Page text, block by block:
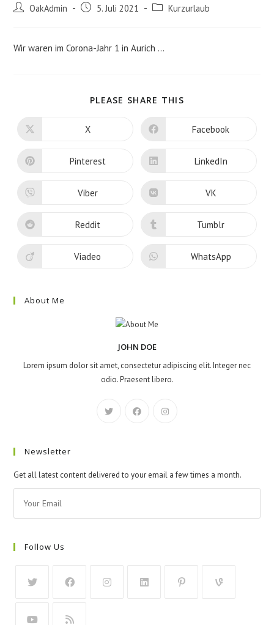
Beitrags-OakAdmin
Beitrag5. Juli 2021
Beitrags-Kurzurlaub
Wir waren im Corona-Jahr 1 in Aurich …
PLEASE SHARE THIS
TEILEN
Öffnet
neuen
Fenster
X Öffnet
neuen
Fenster
Facebook
Öffnet
neuen
Fenster
Pinterest Öffnet
neuen
Fenster
LinkedIn
Öffnet
neuen
Fenster
Viber Öffnet
neuen
Fenster
VK
Öffnet
neuen
Fenster
Reddit Öffnet
neuen
Fenster
Tumblr
Öffnet
Viadeo Öffnet
WhatsApp
About Me
JOHN DOE
Lorem ipsum dolor sit amet, consectetur adipiscing elit. Integer nec
odio. Praesent libero.
Newsletter
Get all latest content delivered to your email a few times a month.
Follow Us